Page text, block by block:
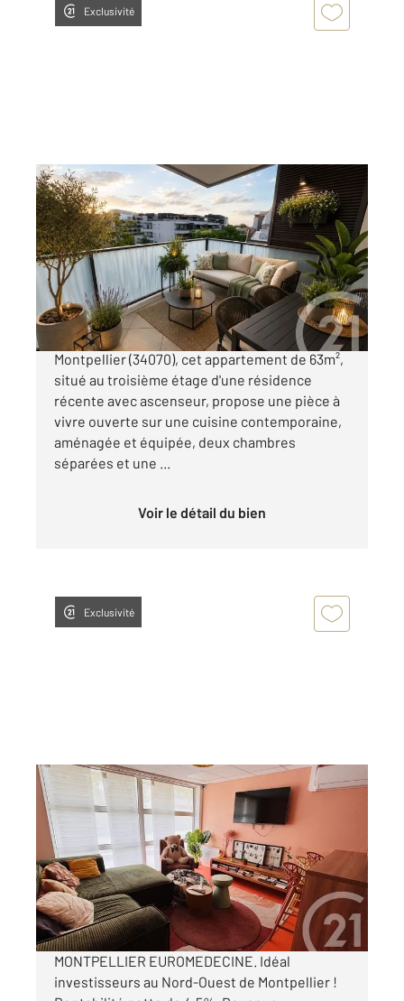
Exclusivité
MONTPELLIER 34
63,17 m2, 3 pièces
Ref : 54821
Appartement F3 à vendre
205 000 €
MONTPELLIER - LES GRISETTES Au cœur de
Montpellier (34070), cet appartement de 63m²,
situé au troisième étage d'une résidence
récente avec ascenseur, propose une pièce à
vivre ouverte sur une cuisine contemporaine,
aménagée et équipée, deux chambres
séparées et une ...
Voir le détail du bien
Exclusivité
MONTPELLIER 34
18 m , 1 pièce
Appartement F1 à vendre
69 000 €
Visiter le site dédié
MONTPELLIER EUROMEDECINE. Idéal
investisseurs au Nord-Ouest de Montpellier !